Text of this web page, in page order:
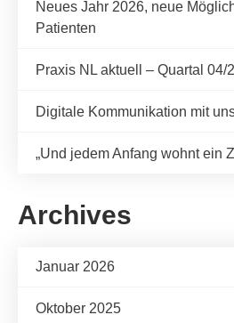
Neues Jahr 2026, neue
Patienten
Praxis NL aktuell – Quartal 04/
Digitale Kommunikation mit
„Und jedem Anfang wohnt ein
Archives
Januar 2026
Oktober 2025